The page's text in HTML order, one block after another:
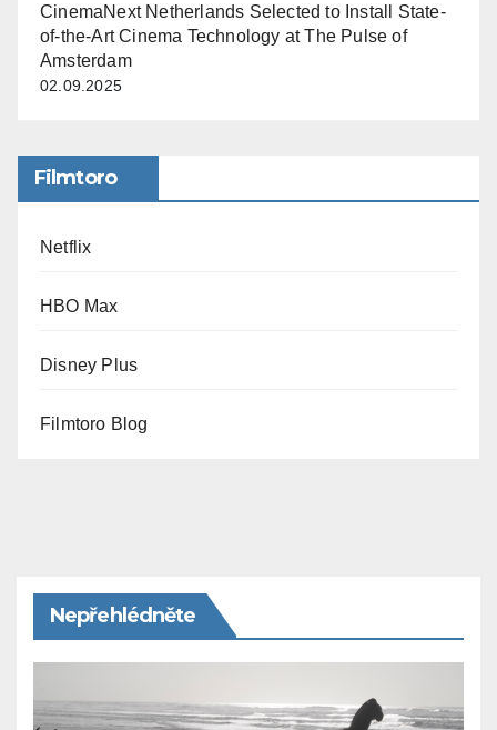
CinemaNext Netherlands Selected to Install State-
of-the-Art Cinema Technology at The Pulse of
Amsterdam
02.09.2025
Filmtoro
Netflix
HBO Max
Disney Plus
Filmtoro Blog
Nepřehlédněte